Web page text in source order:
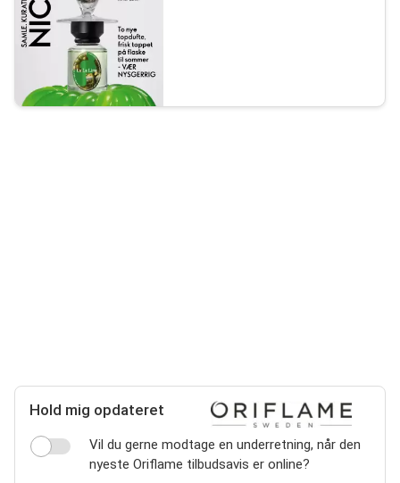
Hold mig opdateret
Vil du gerne modtage en underretning, når den
nyeste Oriflame tilbudsavis er online?